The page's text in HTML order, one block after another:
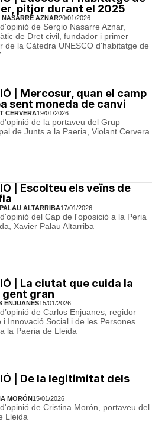
pitjor durant el 2025
NASARRE AZNAR20/01/2026
de Sergio Nasarre Aznar,
de Dret civil, fundador i primer
de la Càtedra UNESCO d'habitatge de
| Mercosur, quan el camp
sent moneda de canvi
CERVERA19/01/2026
de la portaveu del Grup
de Junts a la Paeria, Violant Cervera
| Escolteu els veïns de
ALTARRIBA17/01/2026
del Cap de l'oposició a la Peria
Xavier Palau Altarriba
| La ciutat que cuida la
gent gran
ENJUANES15/01/2026
de Carlos Enjuanes, regidor
i Innovació Social i de les Persones
la Paeria de Lleida
| De la legitimitat dels
MORÓN15/01/2026
de Cristina Morón, portaveu del
Lleida